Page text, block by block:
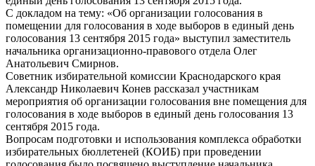
С докладом на тему: «Об организации голосования в
помещении для голосования в ходе выборов в единый день
голосования 13 сентября 2015 года» выступил заместитель
начальника организационно-правового отдела Олег
Анатольевич Смирнов.
Советник избирательной комиссии Краснодарского края
Александр Николаевич Конев рассказал участникам
мероприятия об организации голосования вне помещения для
голосования в ходе выборов в единый день голосования 13
сентября 2015 года.
Вопросам подготовки и использования комплекса обработки
избирательных бюллетеней (КОИБ) при проведении